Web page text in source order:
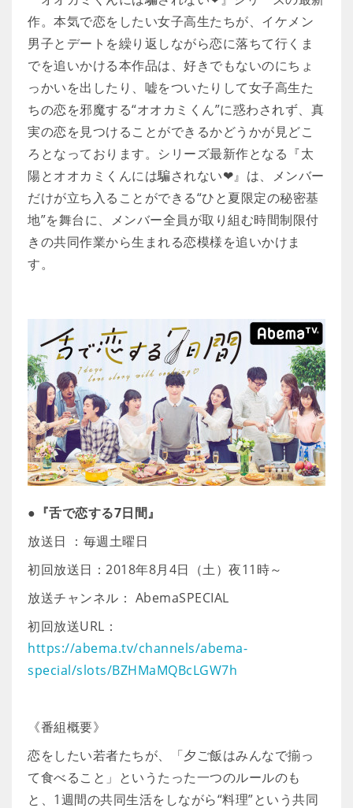
作。本気で恋をしたい女子高生たちが、イケメン
男子とデートを繰り返しながら恋に落ちて行くま
でを追いかける本作品は、好きでもないのにちょ
っかいを出したり、嘘をついたりして女子高生た
ちの恋を邪魔する“オオカミくん”に惑わされず、真
実の恋を見つけることができるかどうかが見どこ
ろとなっております。シリーズ最新作となる『太
陽とオオカミくんには騙されない❤』は、メンバー
だけが立ち入ることができる“ひと夏限定の秘密基
地”を舞台に、メンバー全員が取り組む時間制限付
きの共同作業から生まれる恋模様を追いかけま
す。
●『舌で恋する7日間』
放送日 ：毎週土曜日
初回放送日：2018年8月4日（土）夜11時～
放送チャンネル： AbemaSPECIAL
初回放送URL：
https://abema.tv/channels/abema-
special/slots/BZHMaMQBcLGW7h
《番組概要》
恋をしたい若者たちが、「夕ご飯はみんなで揃っ
て食べること」というたった一つのルールのも
と、1週間の共同生活をしながら“料理”という共同